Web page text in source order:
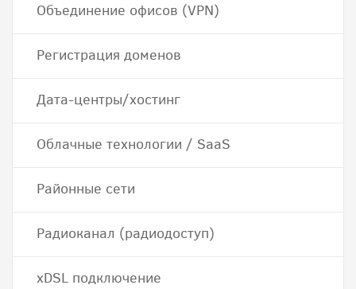
Объединение офисов (VPN)
Регистрация доменов
Дата-центры/хостинг
Облачные технологии / SaaS
Районные сети
Радиоканал (радиодоступ)
хDSL подключение